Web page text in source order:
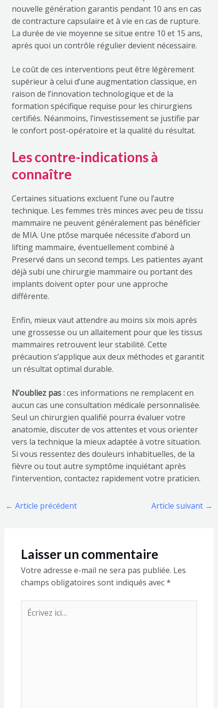
nouvelle génération garantis pendant 10 ans en cas
de contracture capsulaire et à vie en cas de rupture.
La durée de vie moyenne se situe entre 10 et 15 ans,
après quoi un contrôle régulier devient nécessaire.
Le coût de ces interventions peut être légèrement
supérieur à celui d’une augmentation classique, en
raison de l’innovation technologique et de la
formation spécifique requise pour les chirurgiens
certifiés. Néanmoins, l’investissement se justifie par
le confort post-opératoire et la qualité du résultat.
Les contre-indications à
connaître
Certaines situations excluent l’une ou l’autre
technique. Les femmes très minces avec peu de tissu
mammaire ne peuvent généralement pas bénéficier
de MIA. Une ptôse marquée nécessite d’abord un
lifting mammaire, éventuellement combiné à
Preservé dans un second temps. Les patientes ayant
déjà subi une chirurgie mammaire ou portant des
implants doivent opter pour une approche
différente.
Enfin, mieux vaut attendre au moins six mois après
une grossesse ou un allaitement pour que les tissus
mammaires retrouvent leur stabilité. Cette
précaution s’applique aux deux méthodes et garantit
un résultat optimal durable.
N’oubliez pas :ces informations ne remplacent en
aucun cas une consultation médicale personnalisée.
Seul un chirurgien qualifié pourra évaluer votre
anatomie, discuter de vos attentes et vous orienter
vers la technique la mieux adaptée à votre situation.
Si vous ressentez des douleurs inhabituelles, de la
fièvre ou tout autre symptôme inquiétant après
l’intervention, contactez rapidement votre praticien.
← Article précédent Article suivant →
Laisser un commentaire
Votre adresse e-mail ne sera pas publiée. Les
champs obligatoires sont indiqués avec*
Écrivez
ici…